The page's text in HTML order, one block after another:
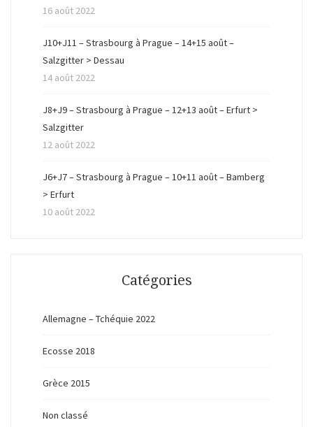
16 août 2022
J10+J11 – Strasbourg à Prague – 14+15 août –
Salzgitter > Dessau
14 août 2022
J8+J9 – Strasbourg à Prague – 12+13 août – Erfurt >
Salzgitter
12 août 2022
J6+J7 – Strasbourg à Prague – 10+11 août – Bamberg
> Erfurt
10 août 2022
Catégories
Allemagne – Tchéquie 2022
Ecosse 2018
Grèce 2015
Non classé